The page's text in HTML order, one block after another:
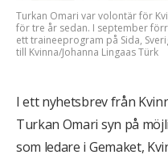
Turkan Omari var volontär för
för tre år sedan. I september
ett traineeprogram på Sida,
till Kvinna/Johanna Lingaas Türk
I ett nyhetsbrev från
Turkan Omari syn på
som ledare i Gemaket,